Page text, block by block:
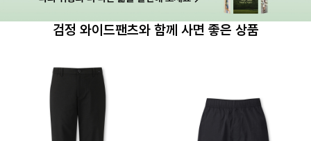
검정 와이드팬츠와 함께 사면 좋은 상품